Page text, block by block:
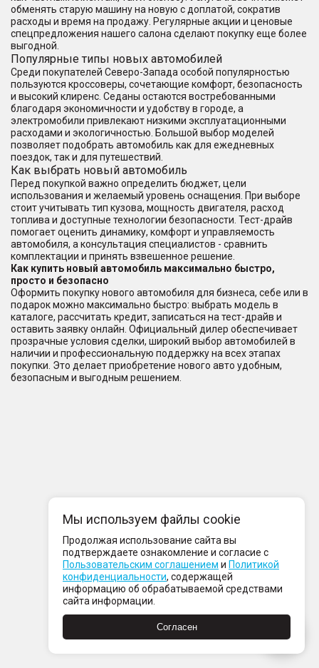
обменять старую машину на новую с доплатой, сократив
расходы и время на продажу. Регулярные акции и ценовые
спецпредложения нашего салона сделают покупку еще более
выгодной.
Популярные типы новых автомобилей
Среди покупателей Северо-Запада особой популярностью
пользуются кроссоверы, сочетающие комфорт, безопасность
и высокий клиренс. Седаны остаются востребованными
благодаря экономичности и удобству в городе, а
электромобили привлекают низкими эксплуатационными
расходами и экологичностью. Большой выбор моделей
позволяет подобрать автомобиль как для ежедневных
поездок, так и для путешествий.
Как выбрать новый автомобиль
Перед покупкой важно определить бюджет, цели
использования и желаемый уровень оснащения. При выборе
стоит учитывать тип кузова, мощность двигателя, расход
топлива и доступные технологии безопасности. Тест-драйв
помогает оценить динамику, комфорт и управляемость
автомобиля, а консультация специалистов - сравнить
комплектации и принять взвешенное решение.
Как купить новый автомобиль максимально быстро,
просто и безопасно
Оформить покупку нового автомобиля для бизнеса, себе или в
подарок можно максимально быстро: выбрать модель в
каталоге, рассчитать кредит, записаться на тест-драйв и
оставить заявку онлайн. Официальный дилер обеспечивает
прозрачные условия сделки, широкий выбор автомобилей в
наличии и профессиональную поддержку на всех этапах
покупки. Это делает приобретение нового авто удобным,
безопасным и выгодным решением.
Мы используем файлы cookie
Продолжая использование сайта вы
подтверждаете ознакомление и согласие с
Пользовательским соглашением и Политикой
конфиденциальности, содержащей
информацию об обрабатываемой средствами
сайта информации.
Согласен